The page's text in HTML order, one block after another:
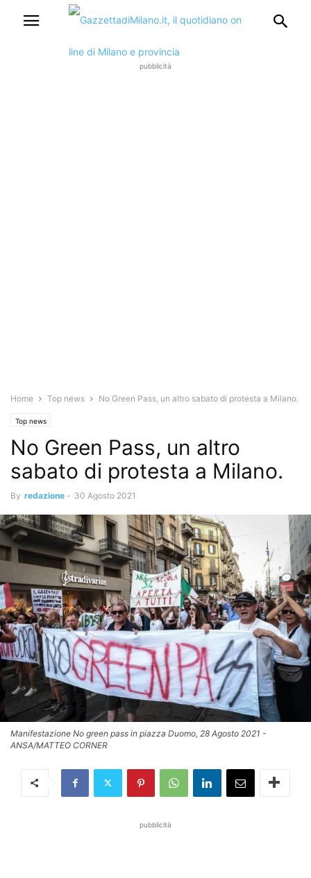
pubblicità
Home Top news No Green Pass, un altro sabato di protesta a Milano.
Top news
No Green Pass, un altro
sabato di protesta a Milano.
By redazione - 30 Agosto 2021
Manifestazione No green pass in piazza Duomo, 28 Agosto 2021 -
ANSA/MATTEO CORNER
pubblicità